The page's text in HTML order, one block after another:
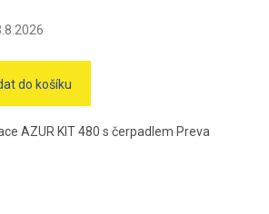
do košíku
AZUR KIT 480 s čerpadlem Preva